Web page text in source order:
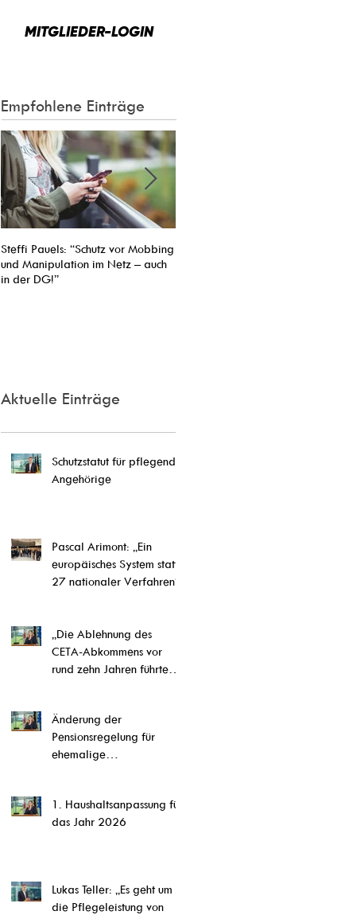
MITGLIEDER-LOGIN
Empfohlene Einträge
Steffi Pauels: “Schutz vor Mobbing
und Manipulation im Netz – auch
in der DG!”
Aktuelle Einträge
Schutzstatut für pflegende
Angehörige
Pascal Arimont: „Ein
europäisches System statt
27 nationaler Verfahren“
„Die Ablehnung des
CETA-Abkommens vor
rund zehn Jahren führte
CETA,“ so Steffi Pauels
Änderung der
Pensionsregelung für
ehemalige
1. Haushaltsanpassung für
das Jahr 2026
Lukas Teller: „Es geht um
die Pflegeleistung von